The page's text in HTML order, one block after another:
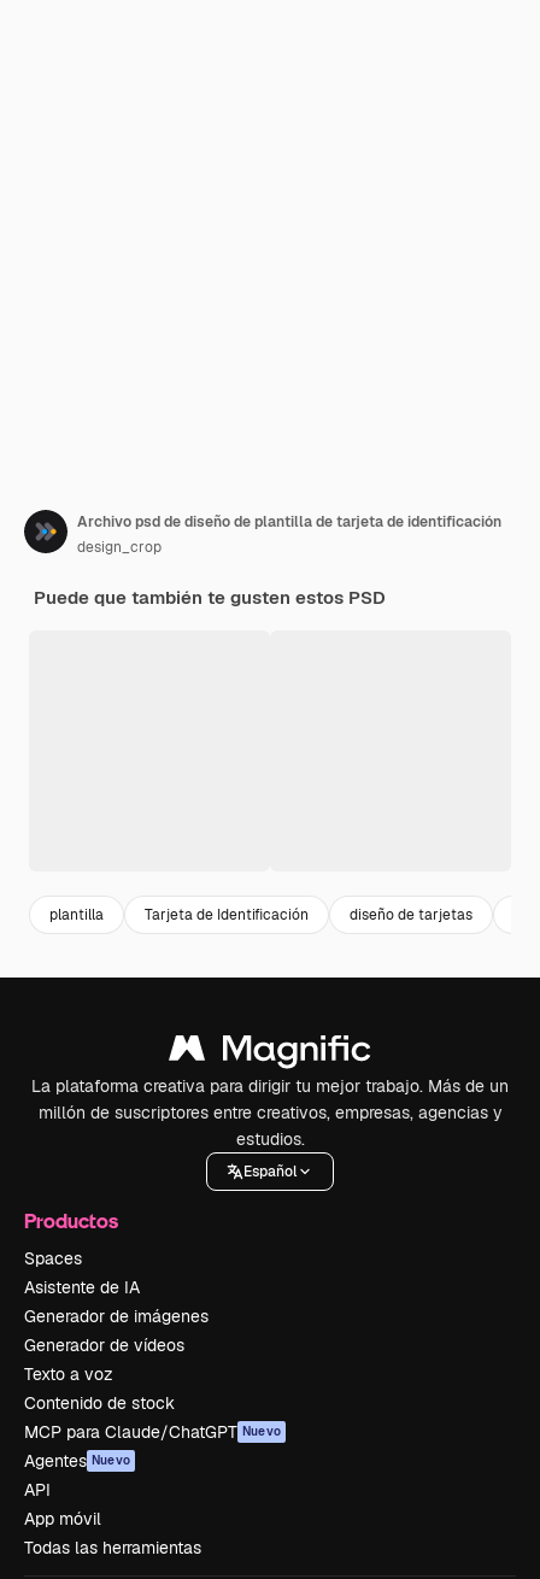
Archivo psd de diseño de plantilla de tarjeta de identificación
design_crop
Puede que también te gusten estos PSD
plantilla Tarjeta de Identificación diseño de tarjetas
La plataforma creativa para dirigir tu mejor trabajo. Más de un
millón de suscriptores entre creativos, empresas, agencias y
estudios.
Español
Productos
Spaces
Asistente de IA
Generador de imágenes
Generador de vídeos
Texto a voz
Contenido de stock
MCP para Claude/ChatGPT Nuevo
Agentes Nuevo
API
App móvil
Todas las herramientas